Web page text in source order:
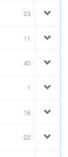
23
11
40
1
16
22